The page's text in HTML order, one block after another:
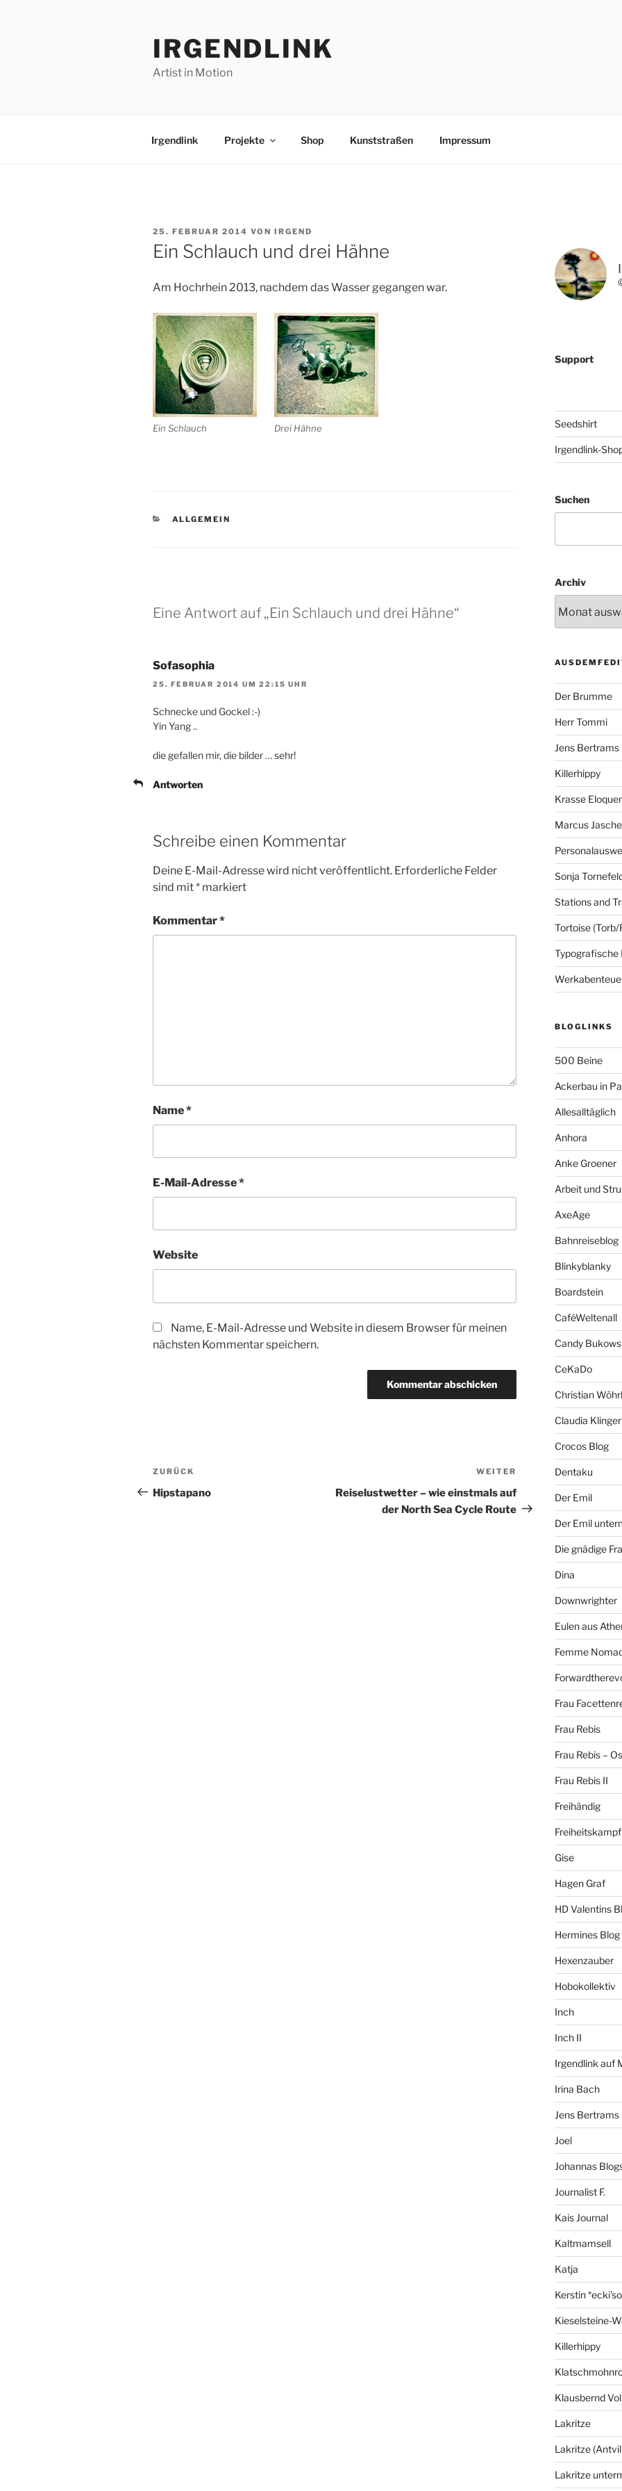
IRGENDLINK
Artist in Motion
Irgendlink Projekte Shop Kunststraßen Impressum
VERÖFFENTLICHT
AM
25. FEBRUAR 2014 VON IRGEND
Ein Schlauch und drei Hähne
Am Hochrhein 2013, nachdem das Wasser gegangen war.
Ein Schlauch Drei Hähne
KATEGORIEN
ALLGEMEIN
Eine Antwort auf „Ein Schlauch und drei Hähne“
Sofasophia
25. FEBRUAR 2014 UM 22:15 UHR
Schnecke und Gockel :-)
Yin Yang ..
die gefallen mir, die bilder … sehr!
Antworten
Schreibe einen Kommentar
Deine E-Mail-Adresse wird nicht veröffentlicht. Erforderliche Felder
sind mit* markiert
Kommentar*
Name*
E-Mail-Adresse*
Website
Name, E-Mail-Adresse und Website in diesem Browser für meinen
nächsten Kommentar speichern.
Beitragsnavigation
Vorheriger
Beitrag
ZURÜCK
Hipstapano
Nächster
Beitrag
WEITER
Reiselustwetter – wie einstmals auf
der North Sea Cycle Route
Support
Seedshirt
Irgendlink-
Suchen
Archiv
Der Brumme
Herr Tommi
Jens Bertrams
Killerhippy
Krasse
Marcus
Sonja
Stations and
Tortoise (Torb/
Typografische
BLOGLINKS
500 Beine
Ackerbau in
Allesalltäglich
Anhora
Anke Groener
Arbeit und
AxeAge
Bahnreiseblog
Blinkyblanky
Boardstein
CaféWeltenall
Candy
CeKaDo
Christian Wöhrl
Claudia Klinger
Crocos Blog
Dentaku
Der Emil
Der Emil
Die gnädige
Dina
Downwrighter
Eulen aus
Femme
Frau
Frau Rebis
Frau Rebis –
Frau Rebis II
Freihändig
Freiheitskampf
Gise
Hagen Graf
HD Valentins
Hermines Blog
Hexenzauber
Hobokollektiv
Inch
Inch II
Irgendlink auf
Irina Bach
Jens Bertrams
Joel
Johannas
Journalist F.
Kais Journal
Kaltmamsell
Katja
Kerstin
Kieselsteine-
Killerhippy
Klausbernd
Lakritze
Lakritze
Lakritze